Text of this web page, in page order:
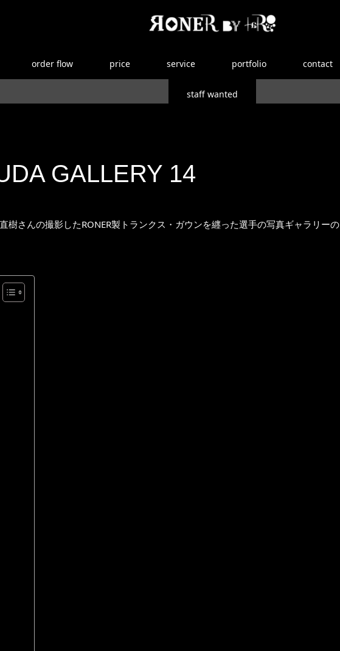
order flow price service portfolio contact
staff wanted
GALLERY 14
樹さんの撮影したRONER製トランクス・ガウンを纒った選手の写真ギャラリーの